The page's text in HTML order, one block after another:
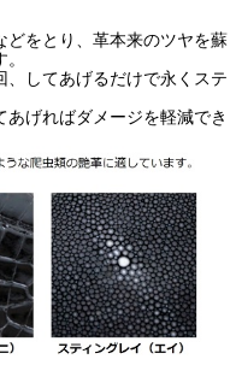
どをとり、革本来のツヤを蘇
、してあげるだけで永くステ
げればダメージを軽減でき